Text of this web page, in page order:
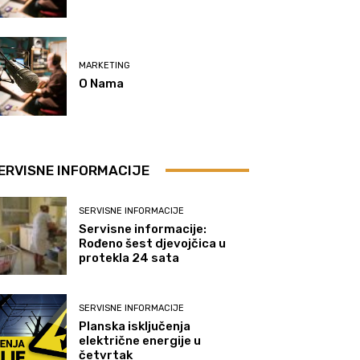
MARKETING
O Nama
INFORMACIJE
SERVISNE INFORMACIJE
Servisne informacije:
Rođeno šest djevojčica u
protekla 24 sata
SERVISNE INFORMACIJE
Planska isključenja
električne energije u
četvrtak